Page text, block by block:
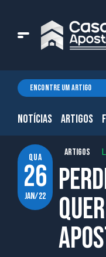
NOTÍCIAS ARTIGOS
qua
26
jan/22
ARTIGOS